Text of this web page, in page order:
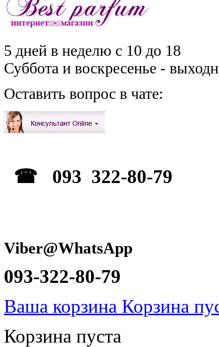
5 дней в неделю с 10 до 18
Суббота и воскресенье -
Оставить вопрос в чате:
☎ 093 322-80-79
Viber@WhatsApp
093-322-80-79
Ваша корзина Корзина
Корзина пуста